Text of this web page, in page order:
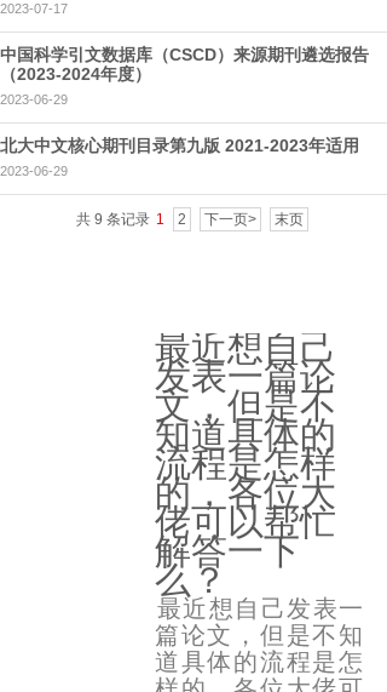
2023-07-17
中国科学引文数据库（CSCD）来源期刊遴选报告
（2023-2024年度）
2023-06-29
北大中文核心期刊目录第九版 2021-2023年适用
2023-06-29
共 9 条记录 1 2 下一页> 末页
最近想自己
发表一篇论
文，但是不
知道具体的
流程是怎样
的，各位大
佬可以帮忙
解答一下
么？
最近想自己发表一
篇论文，但是不知
道具体的流程是怎